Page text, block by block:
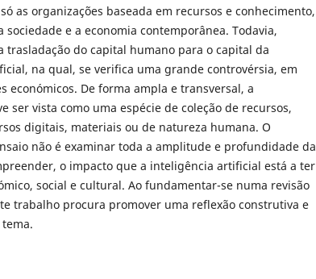
as organizações baseada em recursos e conhecimento,
sociedade e a economia contemporânea. Todavia,
trasladação do capital humano para o capital da
na qual, se verifica uma grande controvérsia, em
económicos. De forma ampla e transversal, a
ser vista como uma espécie de coleção de recursos,
digitais, materiais ou de natureza humana. O
não é examinar toda a amplitude e profundidade da
o impacto que a inteligência artificial está a ter
social e cultural. Ao fundamentar-se numa revisão
trabalho procura promover uma reflexão construtiva e